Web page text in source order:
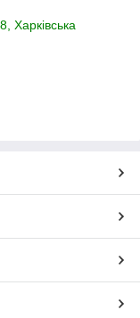
Харківська